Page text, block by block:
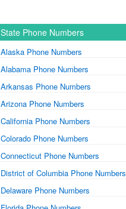
State Phone Numbers
Alaska Phone Numbers
Alabama Phone Numbers
Arkansas Phone Numbers
Arizona Phone Numbers
California Phone Numbers
Colorado Phone Numbers
Connecticut Phone Numbers
District of Columbia Phone Numbers
Delaware Phone Numbers